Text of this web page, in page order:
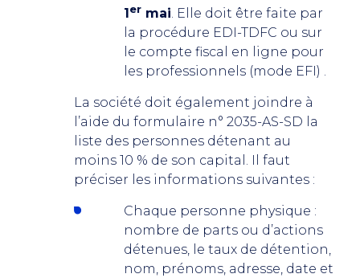
1 er mai. Elle doit être faite par
la procédure EDI-TDFC ou sur
le compte fiscal en ligne pour
les professionnels (mode EFI) .
La société doit également joindre à
l’aide du formulaire n° 2035-AS-SD la
liste des personnes détenant au
moins 10 % de son capital. Il faut
préciser les informations suivantes :
Chaque personne physique :
nombre de parts ou d’actions
détenues, le taux de détention,
nom, prénoms, adresse, date et